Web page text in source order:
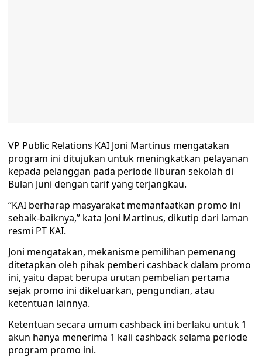
VP Public Relations KAI Joni Martinus mengatakan
program ini ditujukan untuk meningkatkan pelayanan
kepada pelanggan pada periode liburan sekolah di
Bulan Juni dengan tarif yang terjangkau.
“KAI berharap masyarakat memanfaatkan promo ini
sebaik-baiknya,” kata Joni Martinus, dikutip dari laman
resmi PT KAI.
Joni mengatakan, mekanisme pemilihan pemenang
ditetapkan oleh pihak pemberi cashback dalam promo
ini, yaitu dapat berupa urutan pembelian pertama
sejak promo ini dikeluarkan, pengundian, atau
ketentuan lainnya.
Ketentuan secara umum cashback ini berlaku untuk 1
akun hanya menerima 1 kali cashback selama periode
program promo ini.